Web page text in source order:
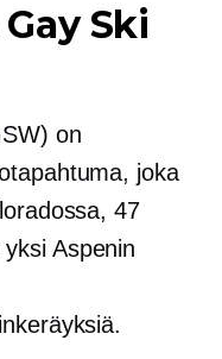
Ski
on
joka
47
Aspenin